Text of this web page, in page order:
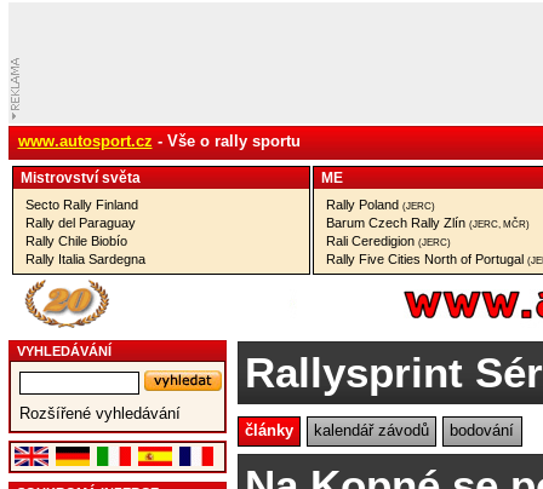
www.autosport.cz - Vše o rally sportu
Mistrovství­ světa
Secto Rally Finland
Rally del Paraguay
Rally Chile Biobío
Rally Italia Sardegna
ME
Rally Poland (JERC)
Barum Czech Rally Zlín (JERC, MČR)
Rali Ceredigion (JERC)
Rally Five Cities North of Portugal
VYHLEDÁVÁNÍ
Rozšířené vyhledávání
Rallysprint
články kalendář závodů bodování